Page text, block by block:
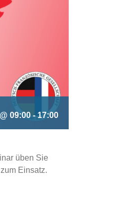
09:00-17:00
üben Sie
Einsatz.